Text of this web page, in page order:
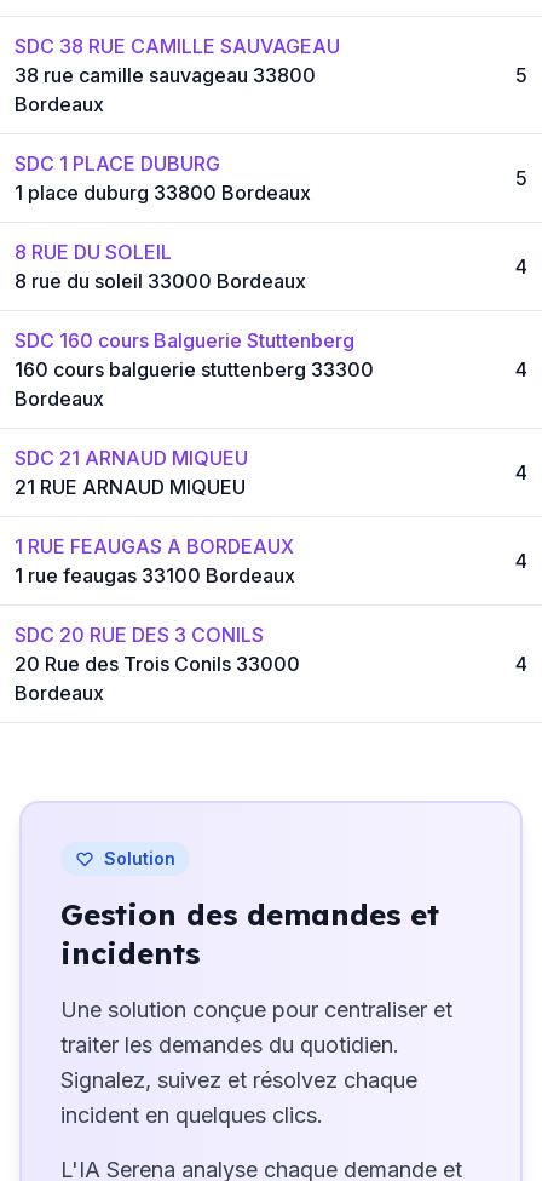
SDC 38 RUE CAMILLE SAUVAGEAU
38 rue camille sauvageau 33800
Bordeaux
5
SDC 1 PLACE DUBURG
1 place duburg 33800 Bordeaux
5
8 RUE DU SOLEIL
8 rue du soleil 33000 Bordeaux
4
SDC 160 cours Balguerie Stuttenberg
160 cours balguerie stuttenberg 33300
Bordeaux
4
SDC 21 ARNAUD MIQUEU
21 RUE ARNAUD MIQUEU
4
1 RUE FEAUGAS A BORDEAUX
1 rue feaugas 33100 Bordeaux
4
SDC 20 RUE DES 3 CONILS
20 Rue des Trois Conils 33000
Bordeaux
4
Solution
Gestion des demandes et
incidents
Une solution conçue pour centraliser et
traiter les demandes du quotidien.
Signalez, suivez et résolvez chaque
incident en quelques clics.
L'IA Serena analyse chaque demande et